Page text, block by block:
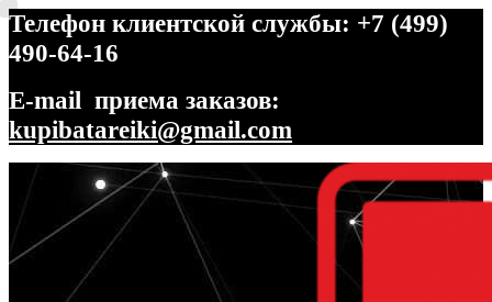
Телефон клиентской службы: +7 (499)
490-64-16
E-mail приема заказов:
kupibatareiki@gmail.com
Перейти
навигации
Перейти
содержимому